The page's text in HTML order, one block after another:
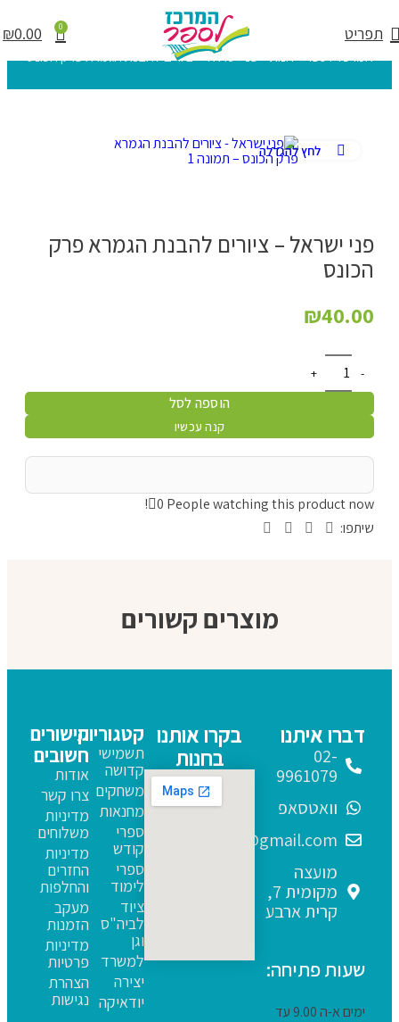
תפריט 0
₪0.00
המרכז לספר»חנות»פני ישראל – ציורים להבנת הגמרא פרק הכונס
פני ישראל – ציורים להבנת הגמרא פרק
הכונס
₪40.00
הוספה לסל
קנה עכשיו
0 People watching this product now!
שיתפו:
לחץ להגדלה
מוצרים קשורים
קטגוריות
תשמישי
קדושה
משחקים
מחנאות
ספרי
קודש
ספרי
לימוד
ציוד
לביה"ס
וגן
למשרד
יצירה
יודאיקה
קישורים
חשובים
אודות
צרו קשר
מדיניות
משלוחים
מדיניות
החזרים
והחלפות
מעקב
הזמנות
מדיניות
פרטיות
הצהרת
נגישות
דברו איתנו
02-
9961079
וואטסאפ
sfarim.k4@gmail.com
מועצה
מקומית 7,
קרית ארבע
שעות פתיחה:
ימים א-ה 9.00 עד
בקרו אותנו
בחנות